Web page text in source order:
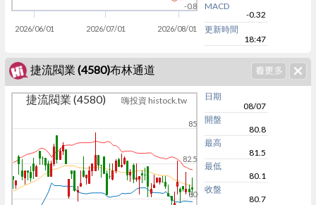
2026/06/01 2026/07/01 2026/08/01
-0.8
MACD
-0.32
更新時間
18:47
捷流閥業 (4580)布林通道
捷流閥業 (4580) 嗨投資 histock.tw
80
82.5
85
日期
08/07
開盤
80.8
最高
81.5
最低
80.1
收盤
80.7